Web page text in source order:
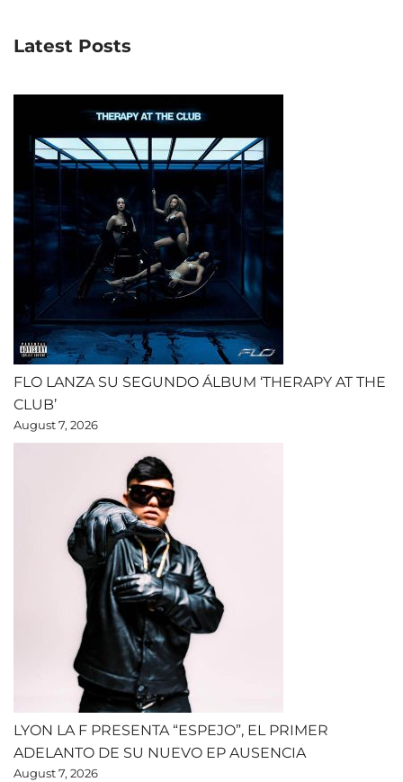
Latest Posts
FLO LANZA SU SEGUNDO ÁLBUM ‘THERAPY AT THE
CLUB’
August 7, 2026
LYON LA F PRESENTA “ESPEJO”, EL PRIMER
ADELANTO DE SU NUEVO EP AUSENCIA
August 7, 2026